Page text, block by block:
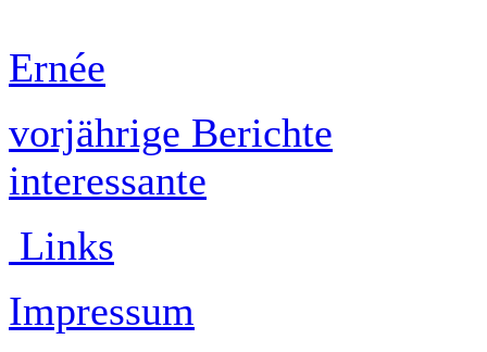
Ernée
vorjährige Berichte
interessante
Links
Impressum